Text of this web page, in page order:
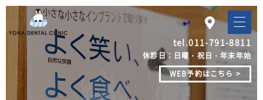
tel.011-791-8811
休診日：日曜・祝日・年末年始
WEB予約はこちら >